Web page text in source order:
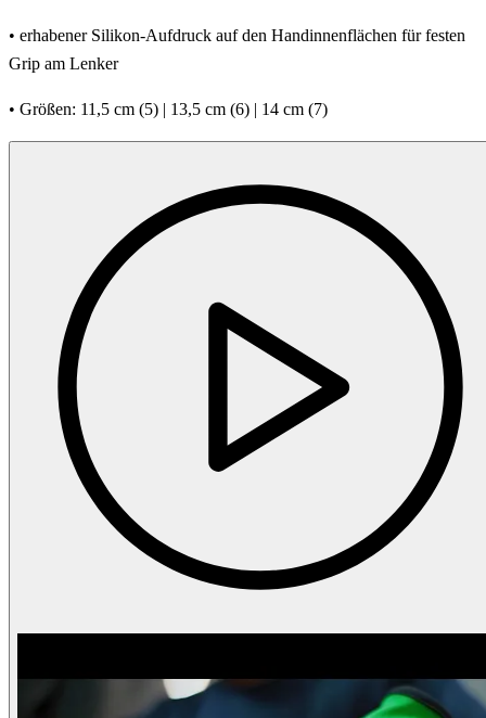
• erhabener Silikon-Aufdruck auf den Handinnenflächen für festen
Grip am Lenker
• Größen: 11,5 cm (5) | 13,5 cm (6) | 14 cm (7)